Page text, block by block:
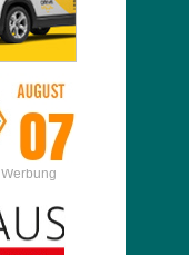
Werbung